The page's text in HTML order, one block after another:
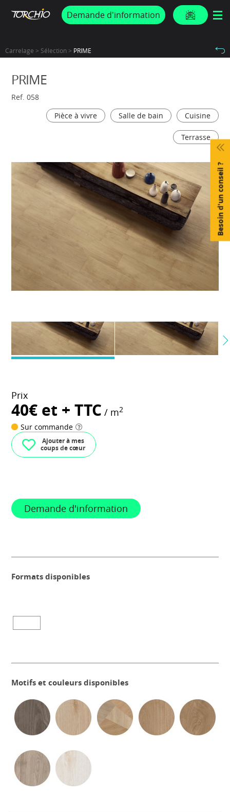
PROMOS & ACTUSDemande d'information
Carrelage > Sélection > PRIME
Besoin d'un conseil ?
PRIME
Ref. 058
Pièce à vivre
Salle de bain Cuisine
Terrasse
Prix
40€ et + TTC / m2
Sur commande
Ajouter à mes
coups de cœur
Demande d'information
Formats disponibles
Motifs et couleurs disponibles